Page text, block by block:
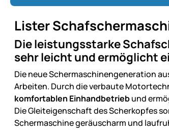
Lister
Die leistungsstarke
sehr leicht und ermöglicht
Die neue Schermaschinengeneration
Arbeiten. Durch die verbaute
komfortablen Einhandbetriebund
Die Gleiteigenschaft des Scherkopfes
Schermaschine geräuscharm und